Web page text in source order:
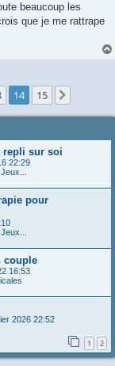
beaucoup les
que je me rattrape
14 15
repli sur soi
22:29
pour
couple
16:53
2026 22:52
1 2